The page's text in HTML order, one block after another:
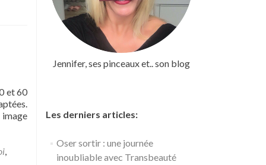
et 60
,
Jennifer, ses pinceaux et.. son blog
Les derniers articles:
Oser sortir : une journée
inoubliable avec Transbeauté